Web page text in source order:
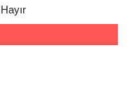
Hayır